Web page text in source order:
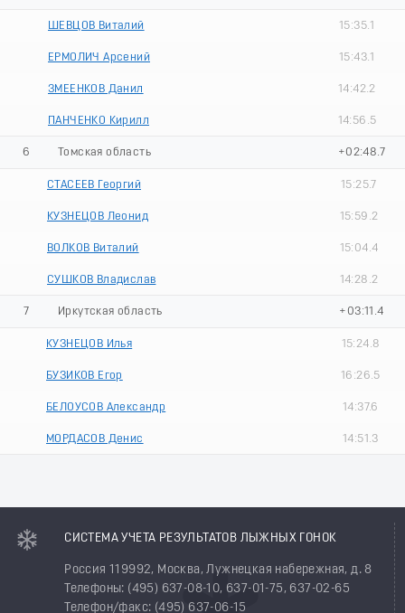
ШЕВЦОВ Виталий 15:35.1
ЕРМОЛИЧ Арсений 15:43.1
ЗМЕЕНКОВ Данил 14:42.2
ПАНЧЕНКО Кирилл 14:56.5
6 Томская область +02:48.7
СТАСЕЕВ Георгий 15:25.7
КУЗНЕЦОВ Леонид 15:59.2
ВОЛКОВ Виталий 15:04.4
СУШКОВ Владислав 14:28.2
7 Иркутская область +03:11.4
КУЗНЕЦОВ Илья 15:24.8
БУЗИКОВ Егор 16:26.5
БЕЛОУСОВ Александр 14:37.6
МОРДАСОВ Денис 14:51.3
СИСТЕМА УЧЕТА РЕЗУЛЬТАТОВ ЛЫЖНЫХ ГОНОК
Россия 119992, Москва, Лужнецкая набережная, д. 8
Телефоны: (495) 637-08-10, 637-01-75, 637-02-65
Телефон/факс: (495) 637-06-15